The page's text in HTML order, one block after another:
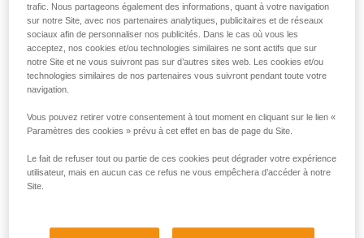
trafic. Nous partageons également des informations, quant à votre navigation
sur notre Site, avec nos partenaires analytiques, publicitaires et de réseaux
sociaux afin de personnaliser nos publicités. Dans le cas où vous les
acceptez, nos cookies et/ou technologies similaires ne sont actifs que sur
notre Site et ne vous suivront pas sur d’autres sites web. Les cookies et/ou
technologies similaires de nos partenaires vous suivront pendant toute votre
navigation.
Vous pouvez retirer votre consentement à tout moment en cliquant sur le lien «
Paramètres des cookies » prévu à cet effet en bas de page du Site.
Le fait de refuser tout ou partie de ces cookies peut dégrader votre expérience
utilisateur, mais en aucun cas ce refus ne vous empêchera d’accéder à notre
Site.